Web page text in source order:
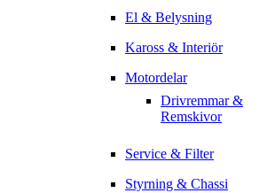
El & Belysning
Kaross & Interiör
Motordelar
Drivremmar &
Remskivor
Service & Filter
Styrning & Chassi